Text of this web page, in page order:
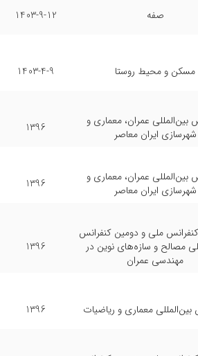
صفه 1403-9-12
مسکن و محیط روستا 1403-4-9
بین‌المللی عمران، معماری و
شهرسازی ایران معاصر
1396
بین‌المللی عمران، معماری و
شهرسازی ایران معاصر
1396
ملی و دومین کنفرانس
مصالح و سازه‌های نوین در
مهندسی عمران
1396
بین‌المللی معماری و ریاضیات 1396